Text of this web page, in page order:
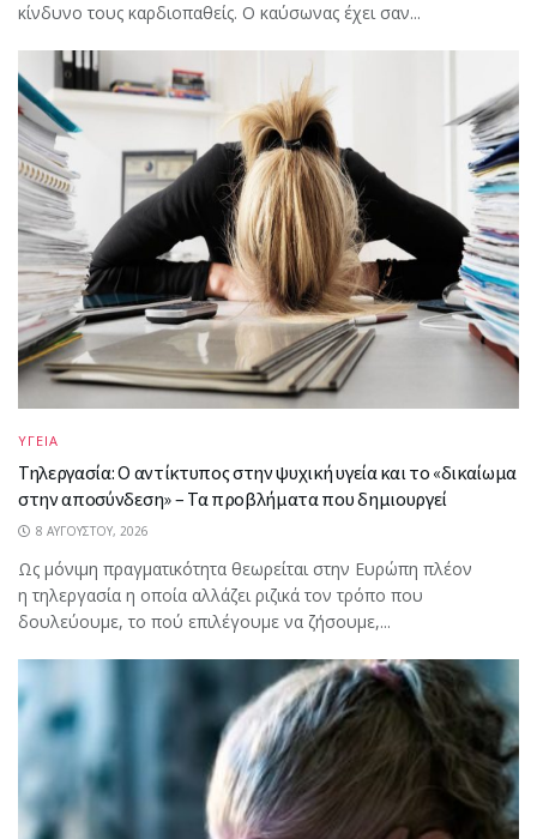
κίνδυνο τους καρδιοπαθείς. Ο καύσωνας έχει σαν...
ΥΓΕΙΑ
Τηλεργασία: Ο αντίκτυπος στην ψυχική υγεία και το «δικαίωμα
στην αποσύνδεση» – Τα προβλήματα που δημιουργεί
8 ΑΥΓΟΎΣΤΟΥ, 2026
Ως μόνιμη πραγματικότητα θεωρείται στην Ευρώπη πλέον
η τηλεργασία η οποία αλλάζει ριζικά τον τρόπο που
δουλεύουμε, το πού επιλέγουμε να ζήσουμε,...